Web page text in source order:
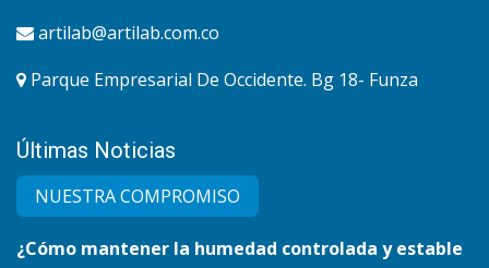
artilab@artilab.com.co
Parque Empresarial De Occidente. Bg 18- Funza
Últimas Noticias
NUESTRA COMPRO​MISO
¿Cómo mantener la humedad controlada y estable